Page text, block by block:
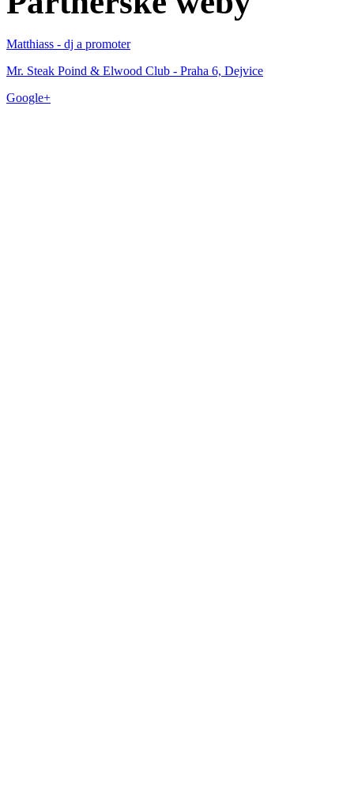
Matthiass - dj a promoter
Mr. Steak Poind & Elwood Club - Praha 6, Dejvice
Google+